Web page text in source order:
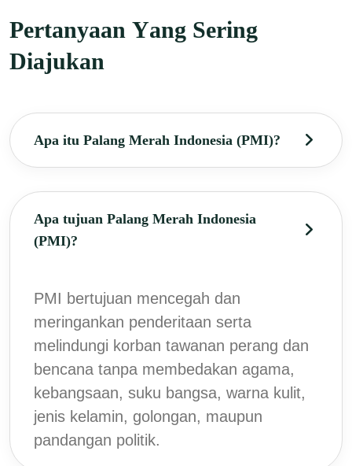
Pertanyaan Yang Sering
Diajukan
Apa itu Palang Merah Indonesia (PMI)?
Apa tujuan Palang Merah Indonesia
(PMI)?
PMI bertujuan mencegah dan
meringankan penderitaan serta
melindungi korban tawanan perang dan
bencana tanpa membedakan agama,
kebangsaan, suku bangsa, warna kulit,
jenis kelamin, golongan, maupun
pandangan politik.